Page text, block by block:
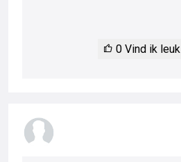
0 Vind ik leuk